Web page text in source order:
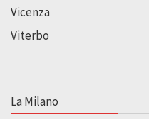
Vicenza
Viterbo
La Milano